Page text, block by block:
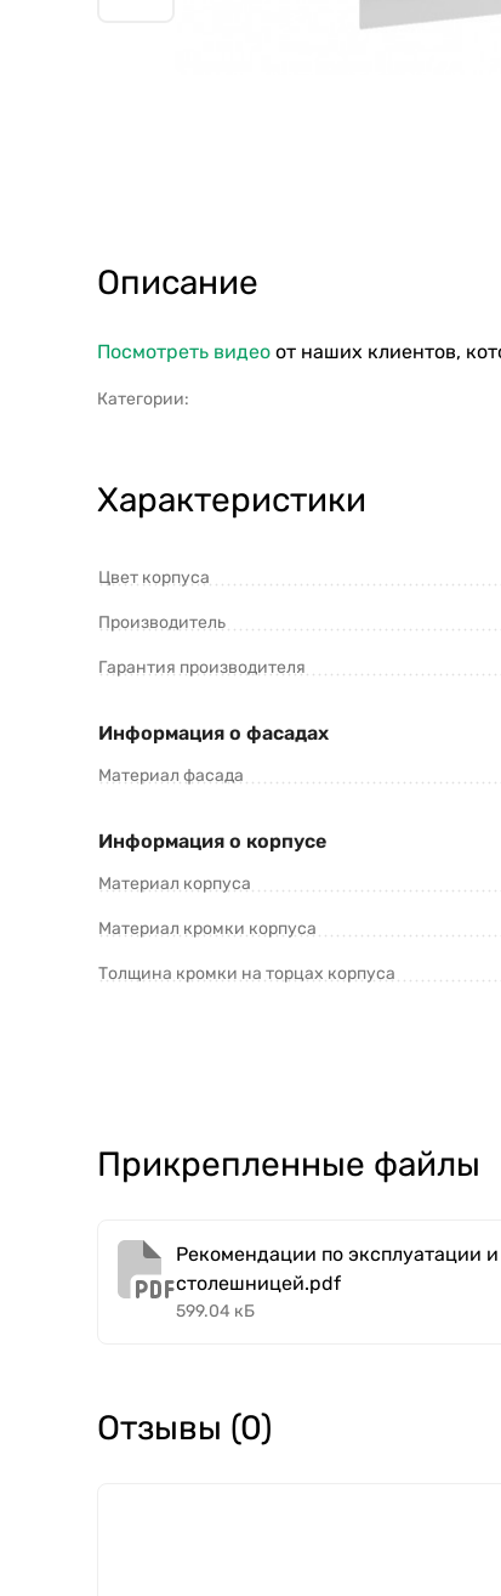
Описание
Посмотреть видео от наших клиентов,
Категории:
Характеристики
Цвет корпуса
Производитель
Гарантия производителя
Информация о фасадах
Материал фасада
Информация о корпусе
Материал корпуса
Материал кромки корпуса
Толщина кромки на торцах корпуса
Прикрепленные файлы
Рекомендации по эксплуатации
столешницей.pdf
599.04 кБ
Отзывы (0)